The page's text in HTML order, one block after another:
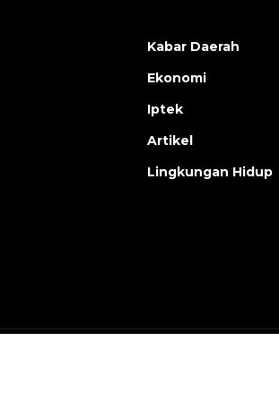
Kabar Daerah
Ekonomi
Iptek
Artikel
Lingkungan Hidup